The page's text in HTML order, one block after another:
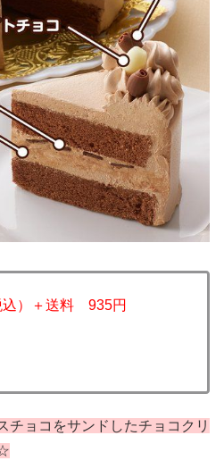
込）＋送料 935円
チョコをサンドしたチョコクリ